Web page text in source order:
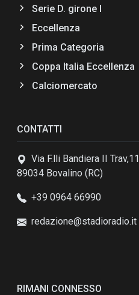
Serie D. girone I
Eccellenza
Prima Categoria
Coppa Italia Eccellenza
Calciomercato
CONTATTI
Via F.lli Bandiera II Trav,11
89034 Bovalino (RC)
+39 0964 66990
redazione@stadioradio.it
RIMANI CONNESSO